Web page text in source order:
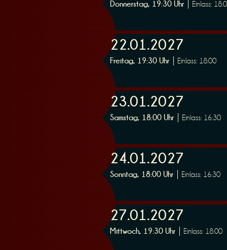
Donnerstag, 19:30 Uhr Einlass:
22.01.2027
Freitag, 19:30 Uhr Einlass: 18:00
23.01.2027
Samstag, 18:00 Uhr Einlass: 16:30
24.01.2027
Sonntag, 18:00 Uhr Einlass: 16:30
27.01.2027
Mittwoch, 19:30 Uhr Einlass: 18:00